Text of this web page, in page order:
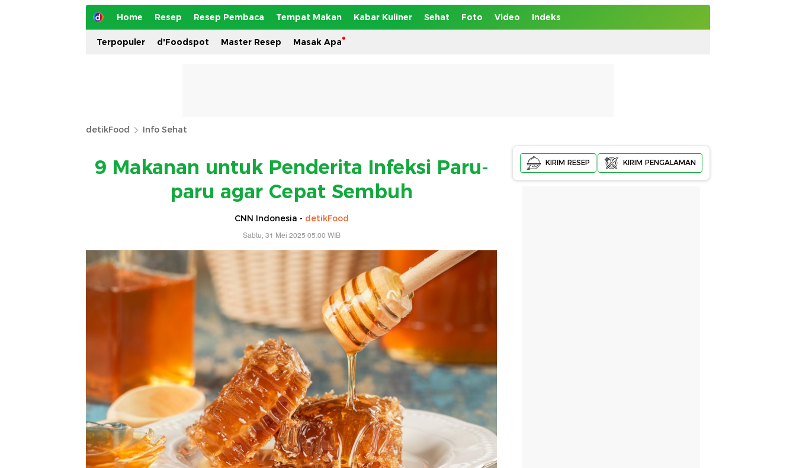
Home Resep Resep Pembaca Tempat Makan Kabar Kuliner Sehat Foto Video Indeks
Terpopuler d'Foodspot Master Resep Masak Apa
detikFood Info Sehat
9 Makanan untuk Penderita Infeksi Paru-
paru agar Cepat Sembuh
CNN Indonesia - detikFood
Sabtu, 31 Mei 2025 05:00 WIB
KIRIM RESEP KIRIM PENGALAMAN